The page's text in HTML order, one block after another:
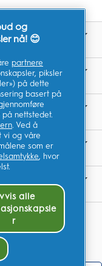
og
nå! 😊
partnere
piksler
på dette
basert på
nettstedet.
. Ved å
vi og våre
som er
, hvor
alle
r